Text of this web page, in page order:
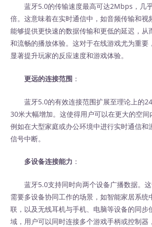
蓝牙5.0的传输速度最高可达2Mbps，几
倍。这意味着在实时通信中，如音频传输和视
能够提供更快速的数据传输和更低的延迟，从
和流畅的播放体验。这对于在线游戏尤为重要
显著提升玩家的反应速度和游戏体验。
更远的连接范围 ：
蓝牙5.0的有效连接范围扩展至理论上的
30米大幅增加。这使得用户可以在更大的空间
例如在大型家庭或办公环境中进行实时通信和
信号中断。
多设备连接能力 ：
蓝牙5.0支持同时向两个设备广播数据。这
需要多设备协同工作的场景，如智能家居系统
联，以及无线耳机与手机、电脑等设备的同步
域，用户可以同时连接多个游戏手柄或控制器